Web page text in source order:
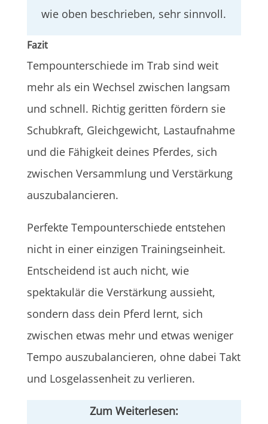
wie oben beschrieben, sehr sinnvoll.
Fazit
Tempounterschiede im Trab sind weit
mehr als ein Wechsel zwischen langsam
und schnell. Richtig geritten fördern sie
Schubkraft, Gleichgewicht, Lastaufnahme
und die Fähigkeit deines Pferdes, sich
zwischen Versammlung und Verstärkung
auszubalancieren.
Perfekte Tempounterschiede entstehen
nicht in einer einzigen Trainingseinheit.
Entscheidend ist auch nicht, wie
spektakulär die Verstärkung aussieht,
sondern dass dein Pferd lernt, sich
zwischen etwas mehr und etwas weniger
Tempo auszubalancieren, ohne dabei Takt
und Losgelassenheit zu verlieren.
Zum Weiterlesen: